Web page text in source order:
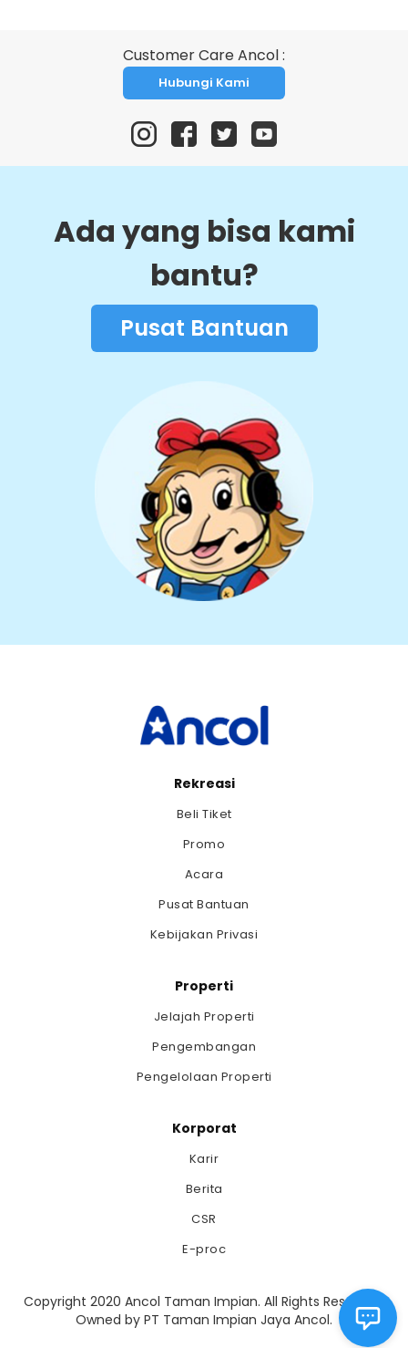
Customer Care Ancol :
Hubungi Kami
Ada yang bisa kami
bantu?
Pusat Bantuan
Rekreasi
Beli Tiket
Promo
Acara
Pusat Bantuan
Kebijakan Privasi
Properti
Jelajah Properti
Pengembangan
Pengelolaan Properti
Korporat
Karir
Berita
CSR
E-proc
Copyright 2020 Ancol Taman Impian. All Rights Reserved.
Owned by PT Taman Impian Jaya Ancol.